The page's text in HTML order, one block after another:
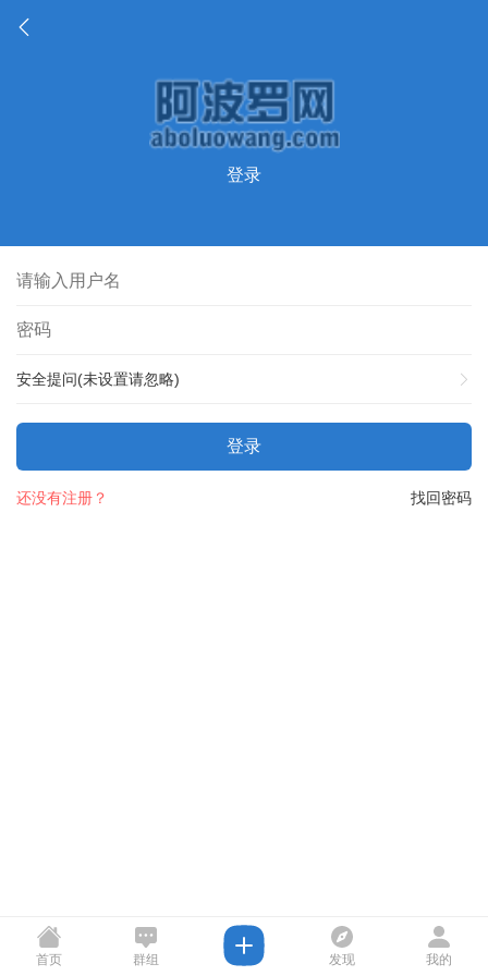
登录
安全提问(未设置请忽略)
登录
找回密码
还没有注册？
首页 群组 发现 我的